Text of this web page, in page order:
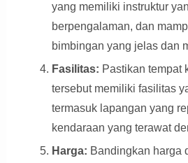
yang memiliki instruktur
berpengalaman, dan
bimbingan yang jelas dan
Fasilitas: Pastikan tempat
tersebut memiliki fasilitas
termasuk lapangan yang
kendaraan yang terawat
Harga: Bandingkan harga